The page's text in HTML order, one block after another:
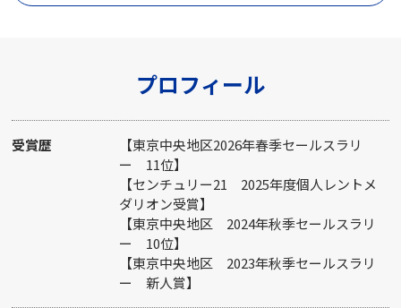
尽力させていただきます。お部屋探しの際はぜひ、飯島に
プロフィール
受賞歴
【東京中央地区2026年春季セールスラリ
ー 11位】
【センチュリー21 2025年度個人レントメ
ダリオン受賞】
【東京中央地区 2024年秋季セールスラリ
ー 10位】
【東京中央地区 2023年秋季セールスラリ
ー 新人賞】